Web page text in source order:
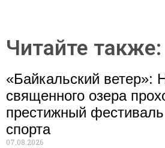
Читайте также:
«Байкальский ветер»:
священного озера
престижный
спорта
07.08.2026